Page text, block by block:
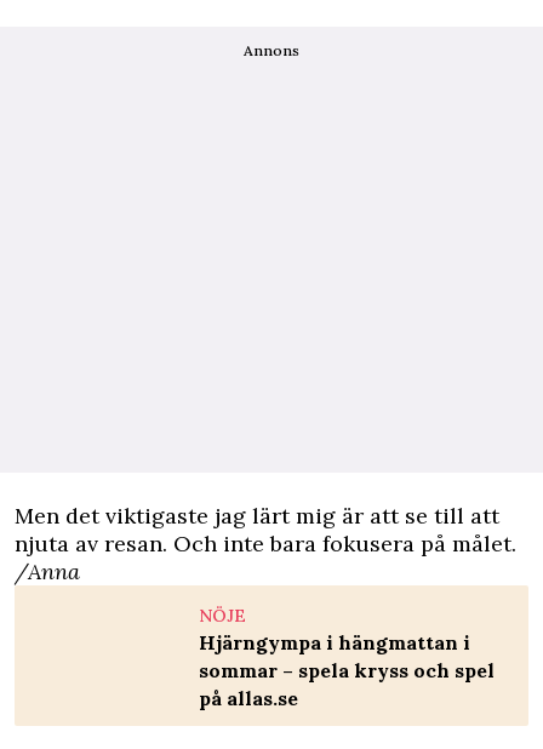
Annons
Men det viktigaste jag lärt mig är att se till att
njuta av resan. Och inte bara fokusera på målet.
/Anna
NÖJE
Hjärngympa i hängmattan i
sommar – spela kryss och spel
på allas.se